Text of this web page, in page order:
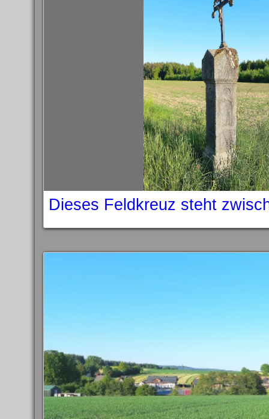
Dieses Feldkreuz steht